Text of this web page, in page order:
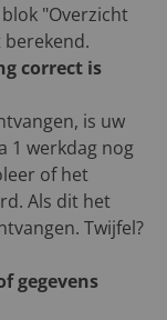
"Overzicht
correct is
is uw
1 werkdag nog
of het
Als dit het
Twijfel?
gegevens